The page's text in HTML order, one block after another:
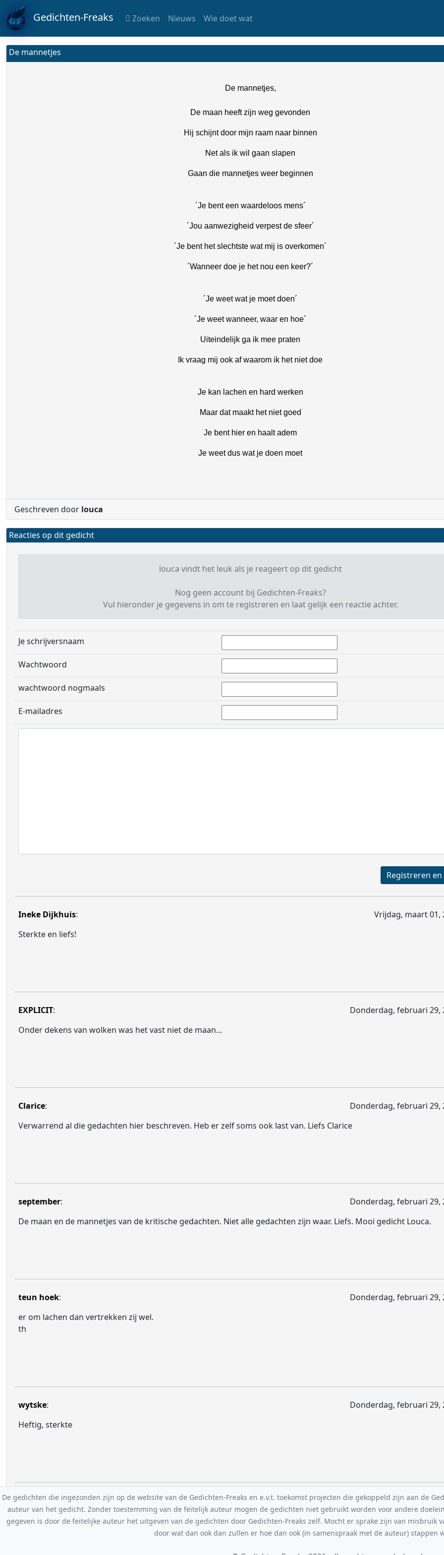
Gedichten-Freaks Zoeken Nieuws Wie doet wat
De mannetjes
De mannetjes,
De maan heeft zijn weg gevonden
Hij schijnt door mijn raam naar binnen
Net als ik wil gaan slapen
Gaan die mannetjes weer beginnen
´Je bent een waardeloos mens´
´Jou aanwezigheid verpest de sfeer´
´Je bent het slechtste wat mij is overkomen´
´Wanneer doe je het nou een keer?´
´Je weet wat je moet doen´
´Je weet wanneer, waar en hoe´
Uiteindelijk ga ik mee praten
Ik vraag mij ook af waarom ik het niet doe
Je kan lachen en hard werken
Maar dat maakt het niet goed
Je bent hier en haalt adem
Je weet dus wat je doen moet
Geschreven door louca
Reacties op dit gedicht
louca vindt het leuk als je reageert op dit gedicht
Nog geen account bij Gedichten-Freaks?
Vul hieronder je gegevens in om te registreren en laat gelijk een reactie achter.
Je schrijversnaam
Wachtwoord
wachtwoord nogmaals
E-mailadres
Ineke Dijkhuis:
Vrijdag, maart 01,
Sterkte en liefs!
EXPLICIT:
Donderdag, februari 29,
Onder dekens van wolken was het vast niet de maan...
Clarice:
Donderdag, februari 29,
Verwarrend al die gedachten hier beschreven. Heb er zelf soms ook last van. Liefs Clarice
september:
Donderdag, februari 29,
De maan en de mannetjes van de kritische gedachten. Niet alle gedachten zijn waar. Liefs. Mooi gedicht Louca.
teun hoek:
Donderdag, februari 29,
er om lachen dan vertrekken zij wel.
th
wytske:
Donderdag, februari 29,
Heftig, sterkte
De gedichten die ingezonden zijn op de website van de Gedichten-Freaks en e.v.t. toekomst projecten die gekoppeld zijn aan de
auteur van het gedicht. Zonder toestemming van de feitelijk auteur mogen de gedichten niet gebruikt worden voor andere
gegeven is door de feitelijke auteur het uitgeven van de gedichten door Gedichten-Freaks zelf. Mocht er sprake zijn van
door wat dan ook dan zullen er hoe dan ook (in samenspraak met de auteur) stappen